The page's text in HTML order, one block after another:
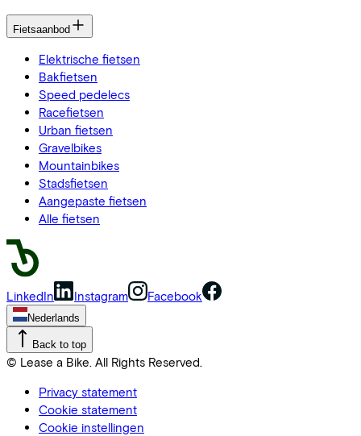
Fietsaanbod
Elektrische fietsen
Bakfietsen
Speed pedelecs
Racefietsen
Urban fietsen
Gravelbikes
Mountainbikes
Stadsfietsen
Aangepaste fietsen
Alle fietsen
LinkedIn Instagram Facebook
Nederlands
Back to top
© Lease a Bike. All Rights Reserved.
Privacy statement
Cookie statement
Cookie instellingen